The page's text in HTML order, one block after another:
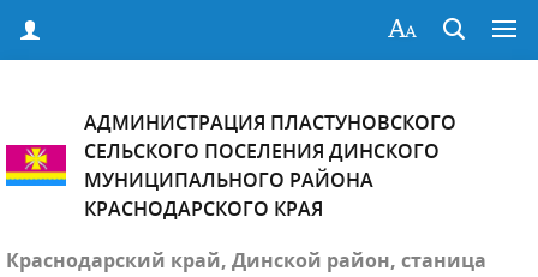
АДМИНИСТРАЦИЯ ПЛАСТУНОВСКОГО
СЕЛЬСКОГО ПОСЕЛЕНИЯ ДИНСКОГО
МУНИЦИПАЛЬНОГО РАЙОНА
КРАСНОДАРСКОГО КРАЯ
Краснодарский край, Динской район, станица